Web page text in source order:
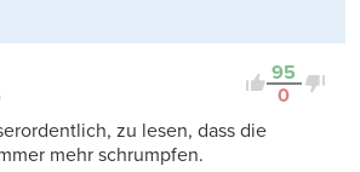
95
0
zu lesen, dass die
mehr schrumpfen.